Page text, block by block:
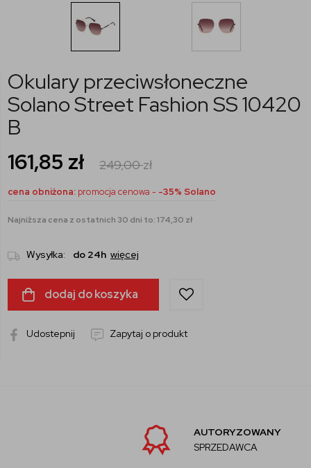
Okulary przeciwsłoneczne
Solano Street Fashion SS 10420
B
161,85 zł 249,00zł
cena obniżona: promocja cenowa - -35% Solano
Najniższa cena z ostatnich 30 dni to: 174,30 zł
Wysyłka: do 24h więcej
dodaj do koszyka
Udostepnij Zapytaj o produkt
AUTORYZOWANY
SPRZEDAWCA